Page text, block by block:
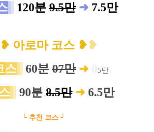
120분9.5만 ➜ 7.5만
❥ 아로마 코스 ❥❥
스 60분 07만 ➜ 5만
90분 8.5만 ➜ 6.5만
└ 추천 코스 ┘